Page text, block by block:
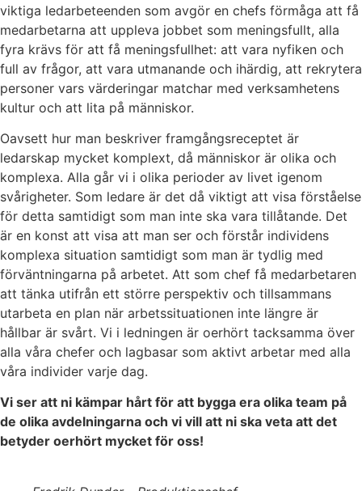
viktiga ledarbeteenden som avgör en chefs förmåga att få
medarbetarna att uppleva jobbet som meningsfullt, alla
fyra krävs för att få meningsfullhet: att vara nyfiken och
full av frågor, att vara utmanande och ihärdig, att rekrytera
personer vars värderingar matchar med verksamhetens
kultur och att lita på människor.
Oavsett hur man beskriver framgångsreceptet är
ledarskap mycket komplext, då människor är olika och
komplexa. Alla går vi i olika perioder av livet igenom
svårigheter. Som ledare är det då viktigt att visa förståelse
för detta samtidigt som man inte ska vara tillåtande. Det
är en konst att visa att man ser och förstår individens
komplexa situation samtidigt som man är tydlig med
förväntningarna på arbetet. Att som chef få medarbetaren
att tänka utifrån ett större perspektiv och tillsammans
utarbeta en plan när arbetssituationen inte längre är
hållbar är svårt. Vi i ledningen är oerhört tacksamma över
alla våra chefer och lagbasar som aktivt arbetar med alla
våra individer varje dag.
Vi ser att ni kämpar hårt för att bygga era olika team på
de olika avdelningarna och vi vill att ni ska veta att det
betyder oerhört mycket för oss!